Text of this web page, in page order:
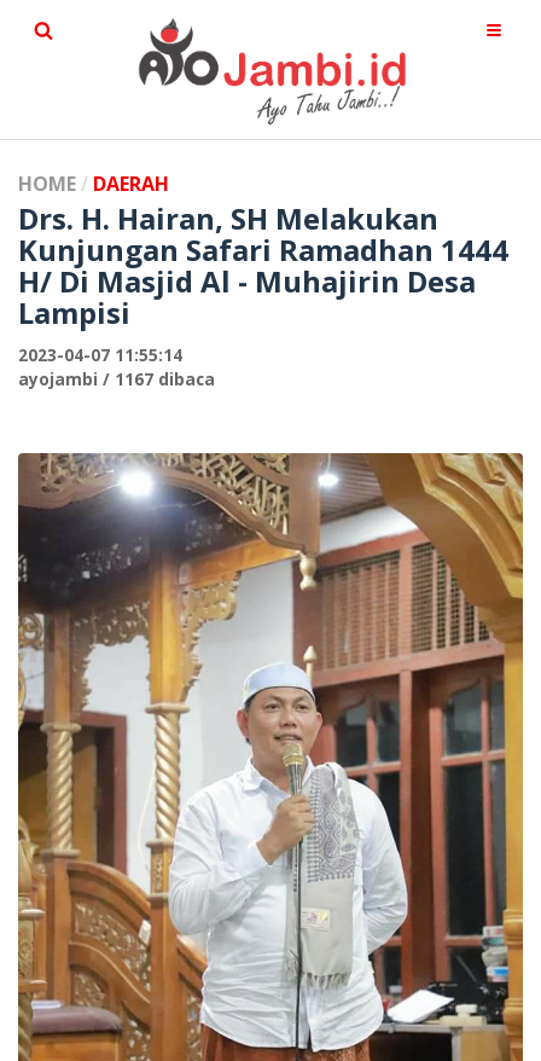
HOME DAERAH
Drs. H. Hairan, SH Melakukan
Kunjungan Safari Ramadhan 1444
H/ Di Masjid Al - Muhajirin Desa
Lampisi
2023-04-07 11:55:14
ayojambi / 1167 dibaca